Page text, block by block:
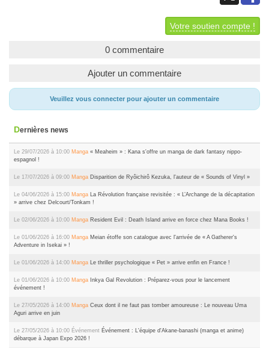
Votre soutien compte !
0 commentaire
Ajouter un commentaire
Veuillez vous connecter pour ajouter un commentaire
Dernières news
Le 29/07/2026 à 10:00 Manga « Meaheim » : Kana s'offre un manga de dark fantasy nippo-
espagnol !
Le 17/07/2026 à 09:00 Manga Disparition de Ryôichirô Kezuka, l'auteur de « Sounds of Vinyl »
Le 04/06/2026 à 15:00 Manga La Révolution française revisitée : « L’Archange de la décapitation
» arrive chez Delcourt/Tonkam !
Le 02/06/2026 à 10:00 Manga Resident Evil : Death Island arrive en force chez Mana Books !
Le 01/06/2026 à 16:00 Manga Meian étoffe son catalogue avec l'arrivée de « A Gatherer's
Adventure in Isekai » !
Le 01/06/2026 à 14:00 Manga Le thriller psychologique « Pet » arrive enfin en France !
Le 01/06/2026 à 10:00 Manga Inkya Gal Revolution : Préparez-vous pour le lancement
événement !
Le 27/05/2026 à 14:00 Manga Ceux dont il ne faut pas tomber amoureuse : Le nouveau Uma
Aguri arrive en juin
Le 27/05/2026 à 10:00 Événement Événement : L'équipe d'Akane-banashi (manga et anime)
débarque à Japan Expo 2026 !